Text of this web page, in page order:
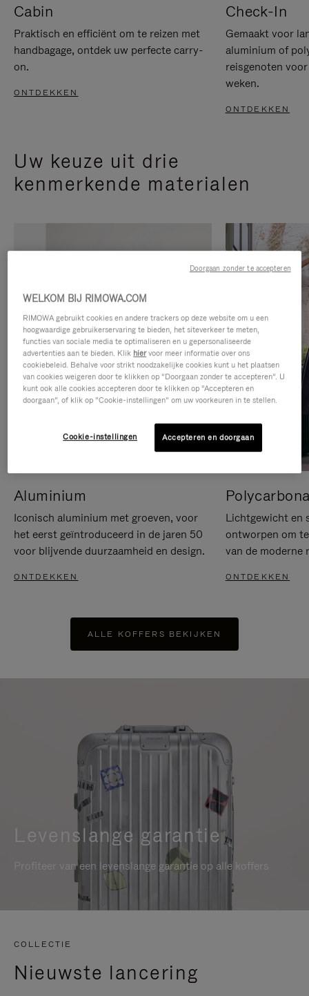
Cabin
Praktisch en efficiënt om te reizen met
handbagage, ontdek uw perfecte carry-
on.
ONTDEKKEN
Check-In
Gemaakt voor
aluminium of
reisgenoten
weken.
ONTDEKKEN
Uw keuze uit drie
kenmerkende materialen
Aluminium
Iconisch aluminium met groeven, voor
het eerst geïntroduceerd in de jaren 50
voor blijvende duurzaamheid en design.
ONTDEKKEN
Lichtgewicht en
ontworpen om
van de moderne
ONTDEKKEN
ALLE KOFFERS BEKIJKEN
Levenslange garantie
Profiteer van een levenslange garantie op alle koffers
COLLECTIE
Nieuwste lancering
WELKOM BIJ RIMOWA.COM
RIMOWA gebruikt cookies en andere trackers op deze website om u een
hoogwaardige gebruikerservaring te bieden, het siteverkeer te meten,
functies van sociale media te optimaliseren en u gepersonaliseerde
advertenties aan te bieden. Klik hiervoor meer informatie over ons
cookiebeleid. Behalve voor strikt noodzakelijke cookies kunt u het plaatsen
van cookies weigeren door te klikken op “Doorgaan zonder te accepteren”. U
kunt ook alle cookies accepteren door te klikken op “Accepteren en
doorgaan”, of klik op “Cookie-instellingen” om uw voorkeuren in te stellen.
Cookie-instellingen Accepteren en doorgaan
Doorgaan zonder te accepteren